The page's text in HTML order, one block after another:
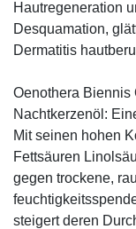
Hautregeneration
Desquamation,
Dermatitis
Oenothera Biennis
Nachtkerzenöl:
Mit seinen hohen
Fettsäuren
gegen trockene,
steigert deren